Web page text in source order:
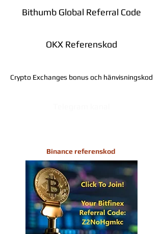
Bithumb Global Referral Code
OKX Referenskod
Crypto Exchanges bonus och hänvisningskod
Binance referenskod